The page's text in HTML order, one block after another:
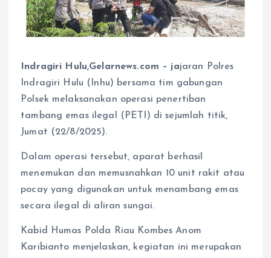
Indragiri Hulu,Gelarnews.com – jajaran Polres
Indragiri Hulu (Inhu) bersama tim gabungan
Polsek melaksanakan operasi penertiban
tambang emas ilegal (PETI) di sejumlah titik,
Jumat (22/8/2025).
Dalam operasi tersebut, aparat berhasil
menemukan dan memusnahkan 10 unit rakit atau
pocay yang digunakan untuk menambang emas
secara ilegal di aliran sungai.
Kabid Humas Polda Riau Kombes Anom
Karibianto menjelaskan, kegiatan ini merupakan